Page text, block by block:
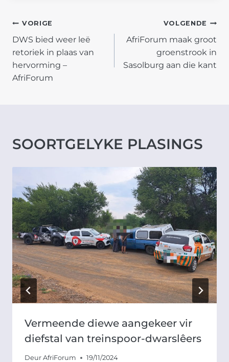
POST
NAVIGATION
VORIGE
DWS bied weer leë
retoriek in plaas van
hervorming –
AfriForum
VOLGENDE
AfriForum maak groot
groenstrook in
Sasolburg aan die kant
SOORTGELYKE PLASINGS
Vermeende diewe aangekeer vir
diefstal van treinspoor-dwarslêers
Deur AfriForum 19/11/2024